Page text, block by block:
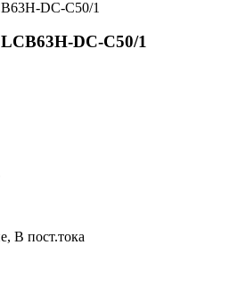
DC-C50/1
В пост.тока